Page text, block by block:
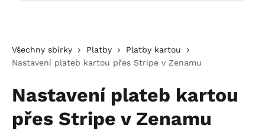
Všechny sbírky Platby
Platby kartou
Nastavení plateb kartou přes Stripe v Zenamu
Nastavení plateb kartou
přes Stripe v Zenamu